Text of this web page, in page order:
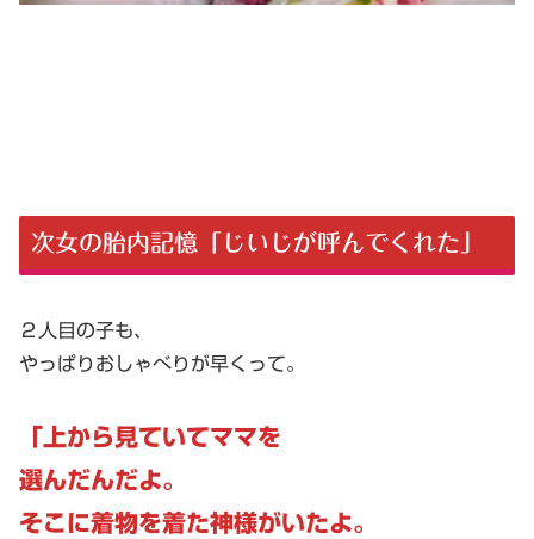
次女の胎内記憶「じいじが呼んでくれた」
２人目の子も、
やっぱりおしゃべりが早くって。
「上から見ていてママを
選んだんだよ。
そこに着物を着た神様がいたよ。